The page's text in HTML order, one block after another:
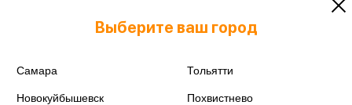
Выберите ваш город
Самара Тольятти
Новокуйбышевск Похвистнево